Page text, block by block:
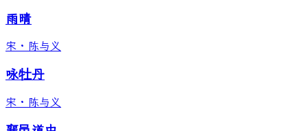
雨晴
宋 · 陈与义
咏牡丹
宋 · 陈与义